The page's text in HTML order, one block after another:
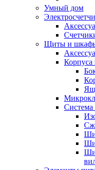
Умный дом
Щиты и
Корпуса